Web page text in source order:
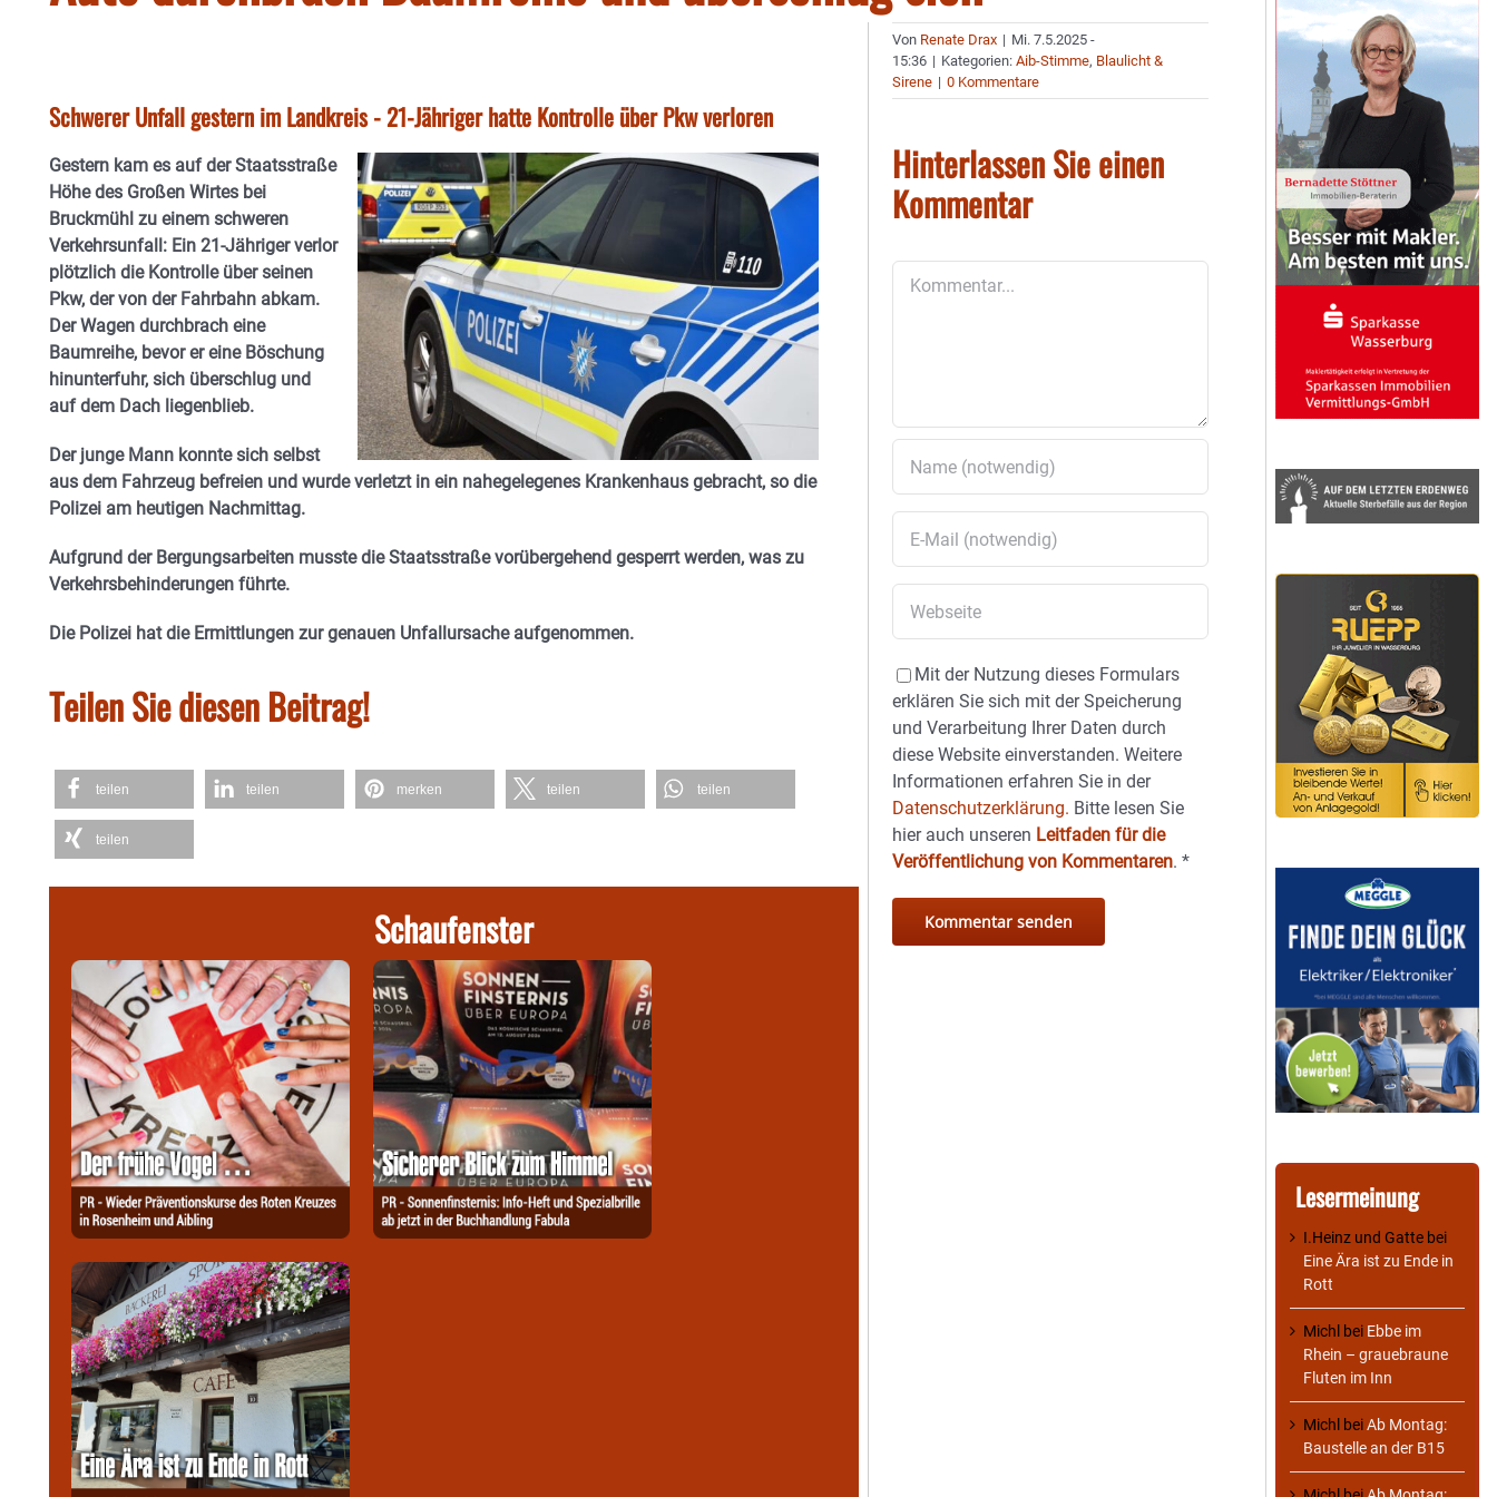
Schwerer Unfall gestern im Landkreis - 21-Jähriger hatte Kontrolle über Pkw verloren
Gestern kam es auf der Staatsstraße
Höhe des Großen Wirtes bei
Bruckmühl zu einem schweren
Verkehrsunfall: Ein 21-Jähriger verlor
plötzlich die Kontrolle über seinen
Pkw, der von der Fahrbahn abkam.
Der Wagen durchbrach eine
Baumreihe, bevor er eine Böschung
hinunterfuhr, sich überschlug und
auf dem Dach liegenblieb.
Der junge Mann konnte sich selbst
aus dem Fahrzeug befreien und wurde verletzt in ein nahegelegenes Krankenhaus gebracht, so die
Polizei am heutigen Nachmittag.
Aufgrund der Bergungsarbeiten musste die Staatsstraße vorübergehend gesperrt werden, was zu
Verkehrsbehinderungen führte.
Die Polizei hat die Ermittlungen zur genauen Unfallursache aufgenommen.
Teilen Sie diesen Beitrag!
teilen teilen merken teilen teilen
teilen
Schaufenster
Von Renate Drax | Mi. 7.5.2025 -
15:36 | Kategorien:Aib-Stimme, Blaulicht &
Sirene | 0 Kommentare
Hinterlassen Sie einen
Kommentar
Mit der Nutzung dieses Formulars
erklären Sie sich mit der Speicherung
und Verarbeitung Ihrer Daten durch
diese Website einverstanden. Weitere
Informationen erfahren Sie in der
Datenschutzerklärung. Bitte lesen Sie
hier auch unseren Leitfaden für die
Veröffentlichung von Kommentaren.*
Lesermeinung
I.Heinz und Gatte bei
Eine Ära ist zu Ende in
Rott
Michl bei Ebbe im
Rhein – grauebraune
Fluten im Inn
Michl beiAb Montag:
Baustelle an der B15